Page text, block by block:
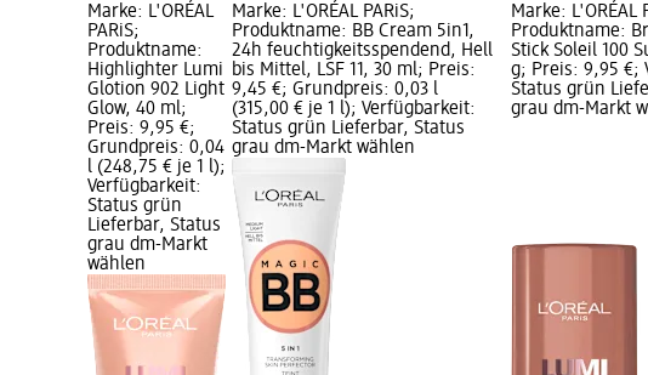
Marke: L'ORÉAL
PARiS;
Produktname:
Highlighter Lumi
Glotion 902 Light
Glow, 40 ml;
Preis: 9,95 €;
Grundpreis: 0,04
l (248,75 € je 1 l);
Verfügbarkeit:
Status grün
Lieferbar, Status
grau dm-Markt
wählen
Marke: L'ORÉAL PARiS;
Produktname: BB Cream 5in1,
24h feuchtigkeitsspendend, Hell
bis Mittel, LSF 11, 30 ml; Preis:
9,45 €; Grundpreis: 0,03 l
(315,00 € je 1 l); Verfügbarkeit:
Status grün Lieferbar, Status
grau dm-Markt wählen
Marke: L'ORÉAL
Produktname:
Stick Soleil 100
g; Preis: 9,95 €;
Status grün
grau dm-Markt